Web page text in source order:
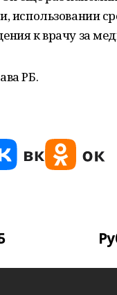
использовании
к врачу за
РБ.